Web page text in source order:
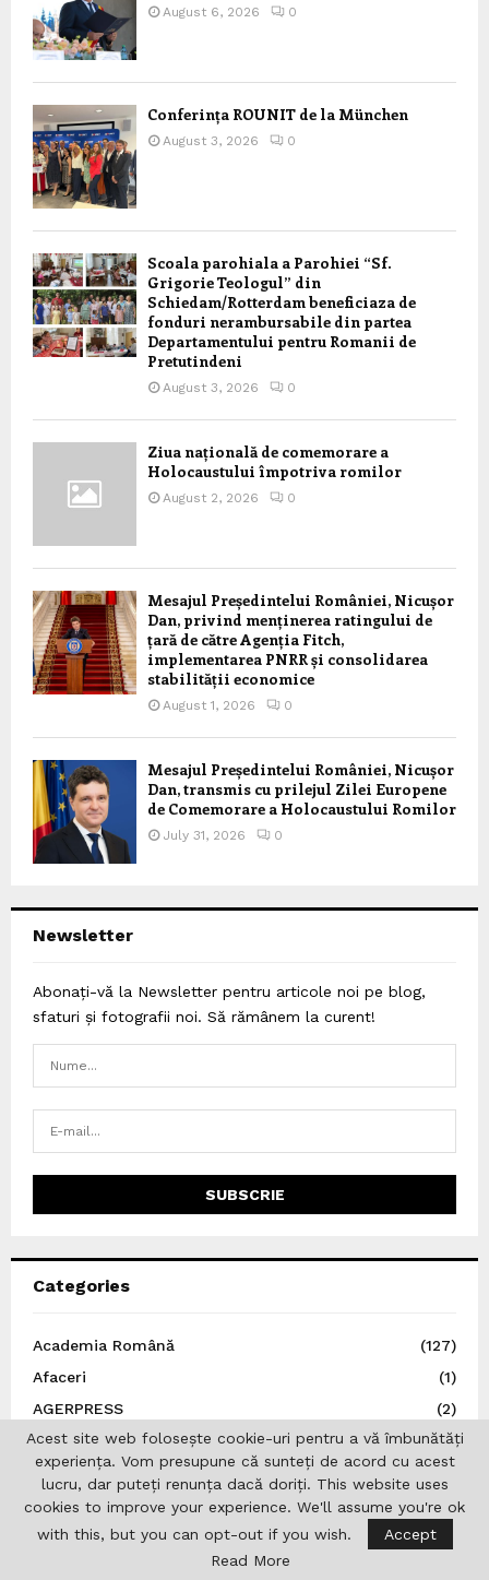
August 6, 2026 0
Conferința ROUNIT de la München
August 3, 2026 0
Scoala parohiala a Parohiei “Sf.
Grigorie Teologul” din
Schiedam/Rotterdam beneficiaza de
fonduri nerambursabile din partea
Departamentului pentru Romanii de
Pretutindeni
August 3, 2026 0
Ziua națională de comemorare a
Holocaustului împotriva romilor
August 2, 2026 0
Mesajul Președintelui României, Nicușor
Dan, privind menținerea ratingului de
țară de către Agenția Fitch,
implementarea PNRR și consolidarea
stabilității economice
August 1, 2026 0
Mesajul Președintelui României, Nicușor
Dan, transmis cu prilejul Zilei Europene
de Comemorare a Holocaustului Romilor
July 31, 2026 0
Newsletter
Abonați-vă la Newsletter pentru articole noi pe blog,
sfaturi și fotografii noi. Să rămânem la curent!
Categories
Academia Română
(127)
Afaceri
(1)
AGERPRESS
(2)
Analize
(4)
Arte
(72)
Asociația Jurnaliștilor Români de Pretutindeni
(2)
Austria
(33)
Autoritatea Electorală Permanentă
Acest site web folosește cookie-uri pentru a vă îmbunătăți
experiența. Vom presupune că sunteți de acord cu acest
lucru, dar puteți renunța dacă doriți. This website uses
cookies to improve your experience. We'll assume you're ok
with this, but you can opt-out if you wish.
Accept
Read More